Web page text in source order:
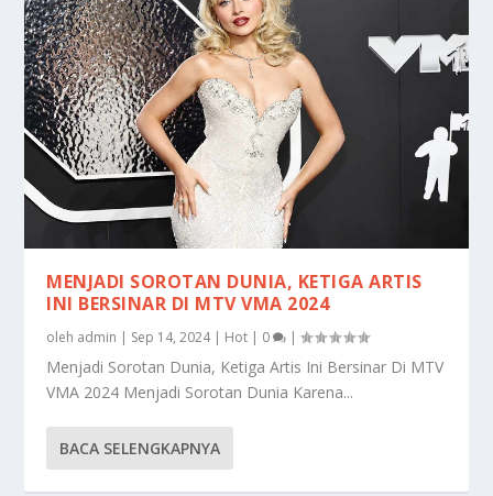
MENJADI SOROTAN DUNIA, KETIGA ARTIS
INI BERSINAR DI MTV VMA 2024
oleh admin | Sep 14, 2024| Hot | 0 |
Menjadi Sorotan Dunia, Ketiga Artis Ini Bersinar Di MTV
VMA 2024 Menjadi Sorotan Dunia Karena...
BACA SELENGKAPNYA